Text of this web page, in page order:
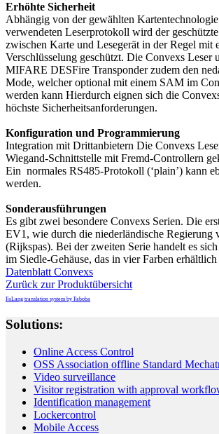
Erhöhte Sicherheit
Abhängig von der gewählten
verwendeten Leserprotokoll wird der
zwischen Karte und Lesegerät in der Regel mit
Verschlüsselung geschützt. Die Convexs Leser
MIFARE DESFire Transponder zudem den
Mode, welcher optional mit einem SAM im
werden kann Hierdurch eignen sich die
höchste Sicherheitsanforderungen.
Konfiguration und Programmierung
Integration mit Drittanbietern Die Convexs
Wiegand-Schnittstelle mit Fremd-Controllern
Ein normales RS485-Protokoll (‘plain’) kann
werden.
Sonderausführungen
Es gibt zwei besondere Convexs Serien. Die
EV1, wie durch die niederländische Regierung
(Rijkspas). Bei der zweiten Serie handelt es
im Siedle-Gehäuse, das in vier Farben erhältlich
Datenblatt Convexs
Zurück zur Produktübersicht
FaLang translation system by Faboba
Solutions:
Online Access Control
OSS Association offline Standard
Video surveillance
Visitor registration with approval
Identification management
Lockercontrol
Mobile Access